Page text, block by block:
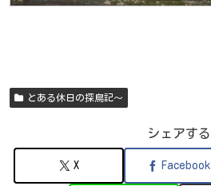
とある休日の探鳥記～
シェアする
X Facebook